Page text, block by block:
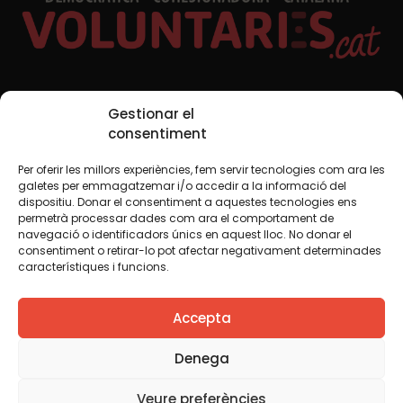
Gestionar el
consentiment
Per oferir les millors experiències, fem servir tecnologies com ara les
galetes per emmagatzemar i/o accedir a la informació del
dispositiu. Donar el consentiment a aquestes tecnologies ens
permetrà processar dades com ara el comportament de
navegació o identificadors únics en aquest lloc. No donar el
consentiment o retirar-lo pot afectar negativament determinades
característiques i funcions.
Accepta
Denega
Veure preferències
Xarxes Socials
TWT YTB IG FB IN
Avís legalPolítica de cookies
Creiem que el coneixement s’ha de compartir. Per això
fem servir una llicència Creative Commons, llevat que en
algun material indiquem el contrari. Us animem a copiar,
redistribuir, remesclar o transformar i crear els continguts
comercial. Només us demanem que reconegueu